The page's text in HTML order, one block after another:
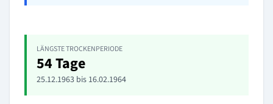
LÄNGSTE TROCKENPERIODE
54 Tage
25.12.1963 bis 16.02.1964